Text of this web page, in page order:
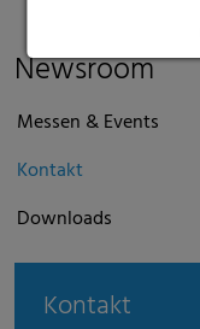
Newsroom
Messen & Events
Kontakt
Downloads
Kontakt